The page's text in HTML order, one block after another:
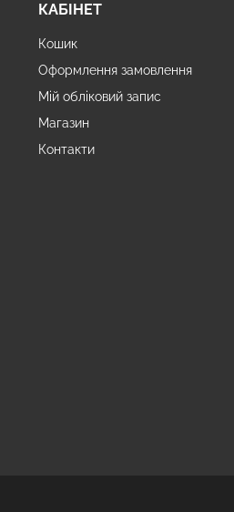
КАБІНЕТ
Кошик
Оформлення замовлення
Мій обліковий запис
Магазин
Контакти